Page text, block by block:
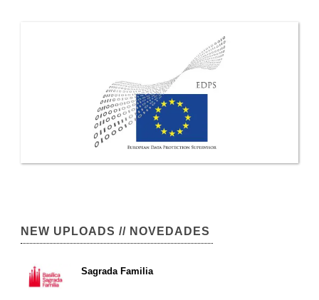
NEW UPLOADS // NOVEDADES
Sagrada Familia